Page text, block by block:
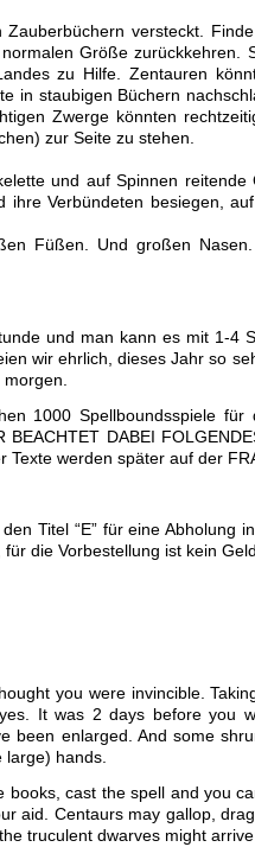
versteckt.
Größe zurückkehren.
zu Hilfe. Zentauren
in staubigen Büchern
Zwerge könnten
zur Seite zu stehen.
und auf Spinnen reitende
Verbündeten besiegen,
Füßen. Und großen
und man kann es mit 1-4
wir ehrlich, dieses Jahr so
morgen.
1000 Spellboundsspiele für
DABEI
werden später auf der
Titel “E” für eine Abholung
die Vorbestellung ist kein
you were invincible.
It was 2 days before you
enlarged. And some
large) hands.
cast the spell and you
aid. Centaurs may gallop,
truculent dwarves might